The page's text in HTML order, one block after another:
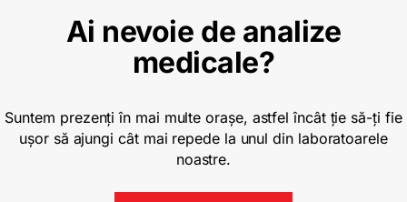
Ai nevoie de analize
medicale?
Suntem prezenți în mai multe orașe, astfel încât ție să-ți fie
ușor să ajungi cât mai repede la unul din laboratoarele
noastre.